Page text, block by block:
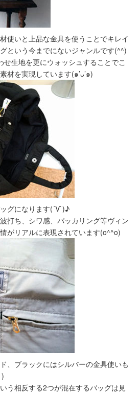
使いと上品な金具を使うことでキレイ
という今までにないジャンルです(^^)
生地を更にウォッシュすることでこ
材を実現しています(๑’ᴗ’๑)
グになります(´V`)♪
打ち、シワ感、パッカリング等ヴィン
がリアルに表現されています(o^^o)
、ブラックにはシルバーの金具使いも
う相反する2つが混在するバッグは見